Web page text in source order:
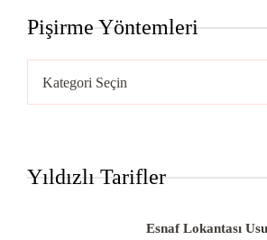
Pişirme Yöntemleri
Yöntemleri
Yıldızlı Tarifler
Esnaf Lokantası